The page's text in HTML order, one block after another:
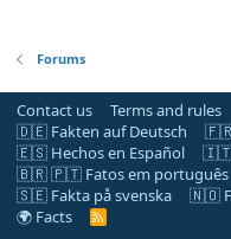
Forums
Contact us Terms and rules
🇩🇪 Fakten auf Deutsch
🇫🇷
🇪🇸 Hechos en Español
🇮🇹
🇧🇷 🇵🇹 Fatos em português
🇸🇪 Fakta på svenska
🇳🇴
🌍 Facts
R